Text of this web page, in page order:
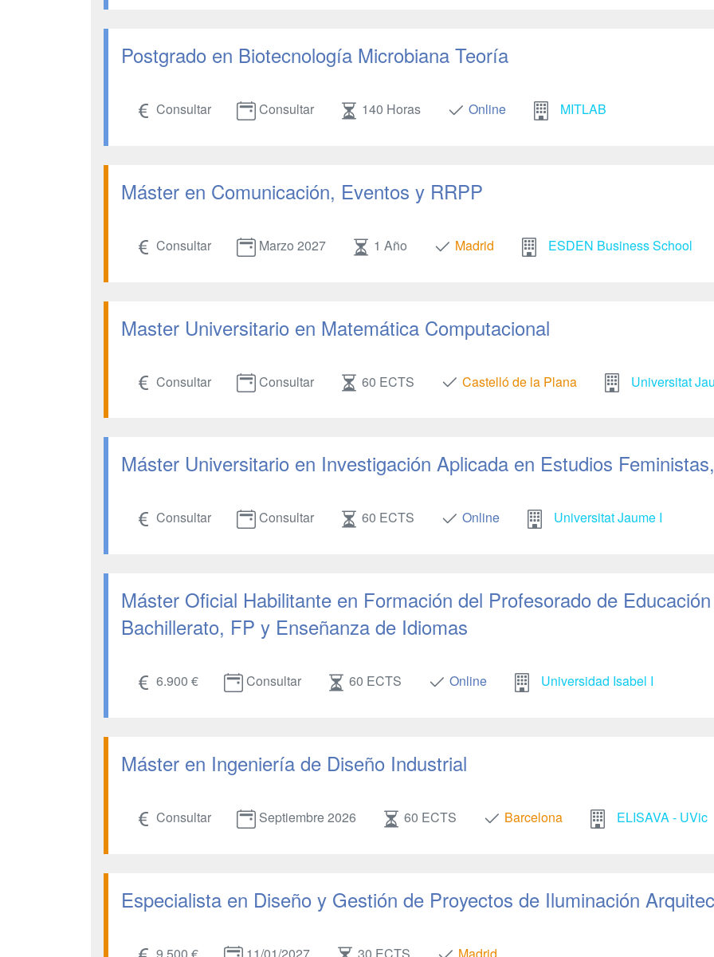
Postgrado en Biotecnología Microbiana Teoría
Consultar Consultar 140 Horas Online MITLAB
Máster en Comunicación, Eventos y RRPP
Consultar Marzo 2027 1 Año Madrid ESDEN Business School
Master Universitario en Matemática Computacional
Consultar Consultar 60 ECTS Castelló de la Plana Universitat
Máster Universitario en Investigación Aplicada en Estudios
Consultar Consultar 60 ECTS Online Universitat Jaume I
Máster Oficial Habilitante en Formación del Profesorado de
Bachillerato, FP y Enseñanza de Idiomas
6.900 € Consultar 60 ECTS Online Universidad Isabel I
Máster en Ingeniería de Diseño Industrial
Consultar Septiembre 2026 60 ECTS Barcelona ELISAVA - UVic
Especialista en Diseño y Gestión de Proyectos de Iluminación
9.500 € 11/01/2027 30 ECTS Madrid